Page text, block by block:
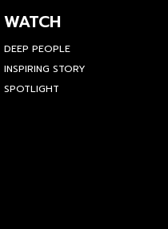
WATCH
DEEP PEOPLE
INSPIRING STORY
SPOTLIGHT